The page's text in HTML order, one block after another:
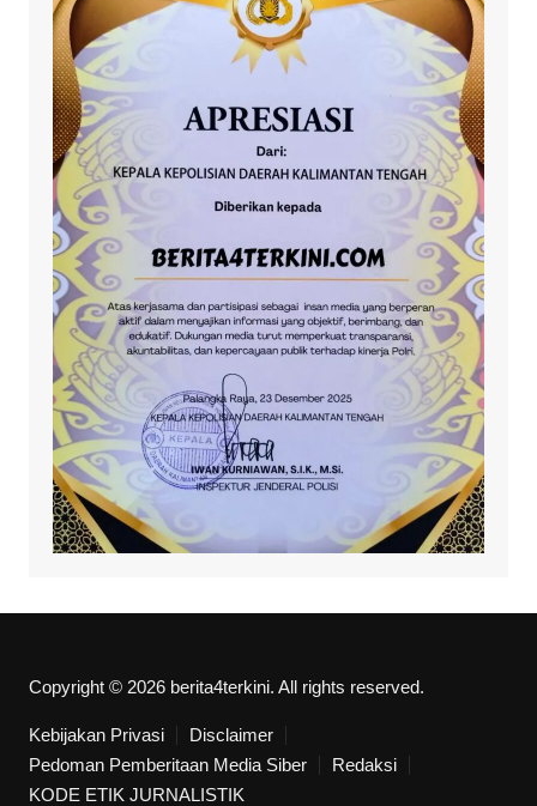
Copyright © 2026 berita4terkini. All rights reserved.
Kebijakan Privasi
Disclaimer
Pedoman Pemberitaan Media Siber
Redaksi
KODE ETIK JURNALISTIK